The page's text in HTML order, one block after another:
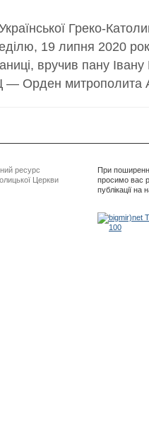
Греко-
19 липня 2020
вручив пану
— Орден митрополита
ресурс
Церкви
При
просимо вас
публікації на